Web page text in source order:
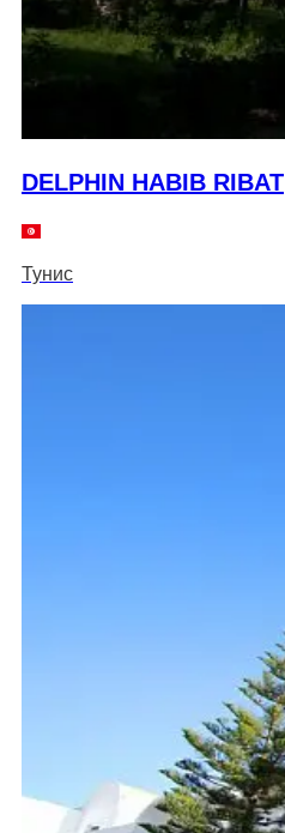
DELPHIN HABIB RIBAT
Тунис